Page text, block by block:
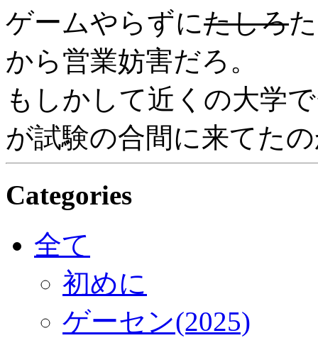
ゲームやらずにたしろ
から営業妨害だろ。
もしかして近くの大学
が試験の合間に来てた
Categories
全て
初めに
ゲーセン(2025)